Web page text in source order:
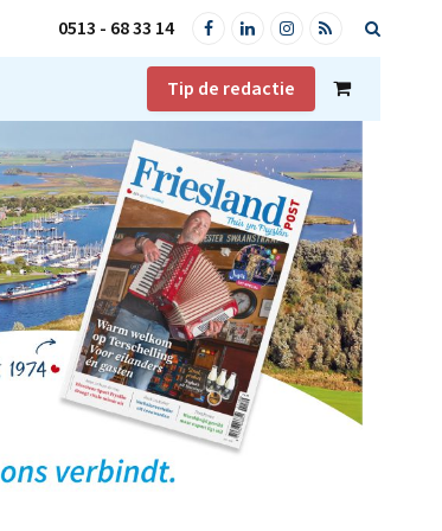
0513 - 68 33 14 FacebookLinkedInInstagram
RSS
Tip de redactie
Shopping
Cart